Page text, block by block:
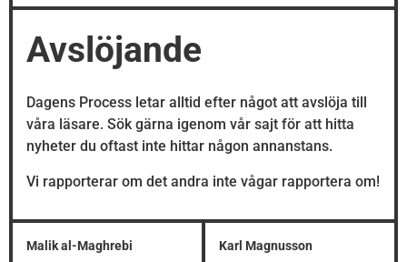
Avslöjande
Dagens Process letar alltid efter något att avslöja till
våra läsare. Sök gärna igenom vår sajt för att hitta
nyheter du oftast inte hittar någon annanstans.
Vi rapporterar om det andra inte vågar rapportera om!
Malik al-Maghrebi Karl Magnusson